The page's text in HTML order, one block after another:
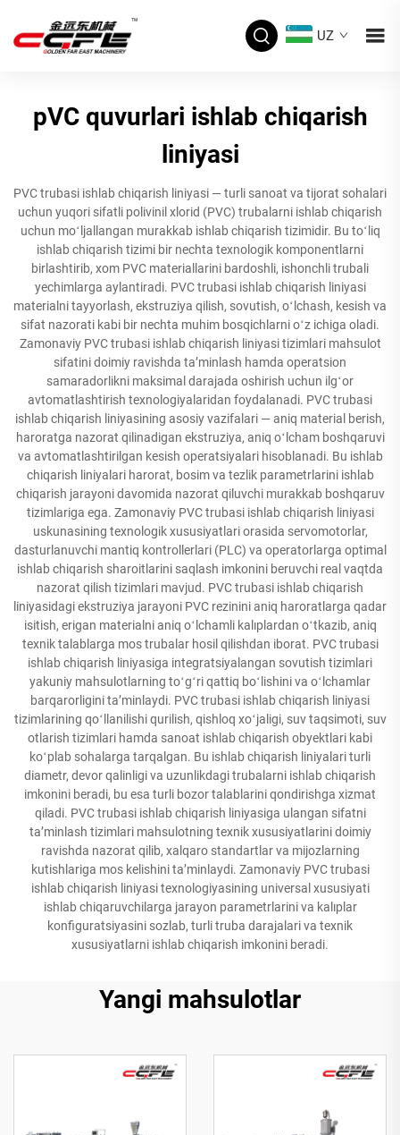
UZ
pVC quvurlari ishlab chiqarish
liniyasi
PVC trubasi ishlab chiqarish liniyasi — turli sanoat va tijorat sohalari
uchun yuqori sifatli polivinil xlorid (PVC) trubalarni ishlab chiqarish
uchun moʻljallangan murakkab ishlab chiqarish tizimidir. Bu toʻliq
ishlab chiqarish tizimi bir nechta texnologik komponentlarni
birlashtirib, xom PVC materiallarini bardoshli, ishonchli trubali
yechimlarga aylantiradi. PVC trubasi ishlab chiqarish liniyasi
materialni tayyorlash, ekstruziya qilish, sovutish, oʻlchash, kesish va
sifat nazorati kabi bir nechta muhim bosqichlarni oʻz ichiga oladi.
Zamonaviy PVC trubasi ishlab chiqarish liniyasi tizimlari mahsulot
sifatini doimiy ravishda taʼminlash hamda operatsion
samaradorlikni maksimal darajada oshirish uchun ilgʻor
avtomatlashtirish texnologiyalaridan foydalanadi. PVC trubasi
ishlab chiqarish liniyasining asosiy vazifalari — aniq material berish,
haroratga nazorat qilinadigan ekstruziya, aniq oʻlcham boshqaruvi
va avtomatlashtirilgan kesish operatsiyalari hisoblanadi. Bu ishlab
chiqarish liniyalari harorat, bosim va tezlik parametrlarini ishlab
chiqarish jarayoni davomida nazorat qiluvchi murakkab boshqaruv
tizimlariga ega. Zamonaviy PVC trubasi ishlab chiqarish liniyasi
uskunasining texnologik xususiyatlari orasida servomotorlar,
dasturlanuvchi mantiq kontrollerlari (PLC) va operatorlarga optimal
ishlab chiqarish sharoitlarini saqlash imkonini beruvchi real vaqtda
nazorat qilish tizimlari mavjud. PVC trubasi ishlab chiqarish
liniyasidagi ekstruziya jarayoni PVC rezinini aniq haroratlarga qadar
isitish, erigan materialni aniq oʻlchamli kalıplardan oʻtkazib, aniq
texnik talablarga mos trubalar hosil qilishdan iborat. PVC trubasi
ishlab chiqarish liniyasiga integratsiyalangan sovutish tizimlari
yakuniy mahsulotlarning toʻgʻri qattiq boʻlishini va oʻlchamlar
barqarorligini taʼminlaydi. PVC trubasi ishlab chiqarish liniyasi
tizimlarining qoʻllanilishi qurilish, qishloq xoʻjaligi, suv taqsimoti, suv
otlarish tizimlari hamda sanoat ishlab chiqarish obyektlari kabi
koʻplab sohalarga tarqalgan. Bu ishlab chiqarish liniyalari turli
diametr, devor qalinligi va uzunlikdagi trubalarni ishlab chiqarish
imkonini beradi, bu esa turli bozor talablarini qondirishga xizmat
qiladi. PVC trubasi ishlab chiqarish liniyasiga ulangan sifatni
taʼminlash tizimlari mahsulotning texnik xususiyatlarini doimiy
ravishda nazorat qilib, xalqaro standartlar va mijozlarning
kutishlariga mos kelishini taʼminlaydi. Zamonaviy PVC trubasi
ishlab chiqarish liniyasi texnologiyasining universal xususiyati
ishlab chiqaruvchilarga jarayon parametrlarini va kalıplar
konfiguratsiyasini sozlab, turli truba darajalari va texnik
xususiyatlarni ishlab chiqarish imkonini beradi.
Yangi mahsulotlar